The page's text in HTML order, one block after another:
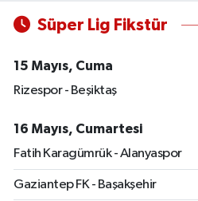
Süper Lig Fikstür
15 Mayıs, Cuma
Rizespor - Beşiktaş
16 Mayıs, Cumartesi
Fatih Karagümrük - Alanyaspor
Gaziantep FK - Başakşehir